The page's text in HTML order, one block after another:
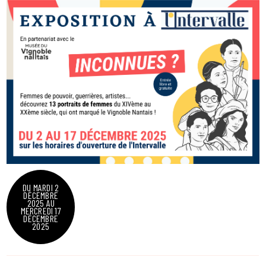
DU MARDI 2
DÉCEMBRE
2025 AU
MERCREDI 17
DÉCEMBRE
2025